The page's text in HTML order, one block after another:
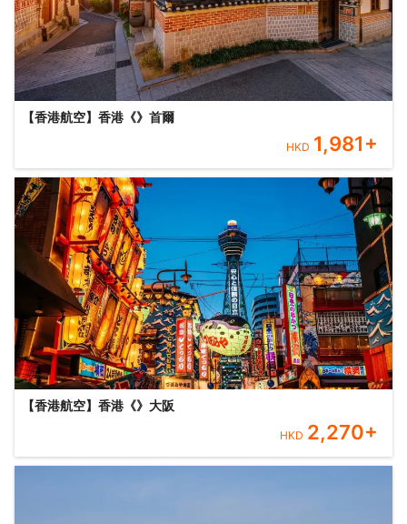
【香港航空】香港《》首爾
HKD 1,981+
【香港航空】香港《》大阪
HKD 2,270+